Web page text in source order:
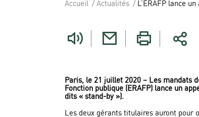
Vous
êtes
Accueil Actualités L’ERAFP lance
Paris, le 21 juillet 2020 – Les mandats
Fonction publique (ERAFP) lance un
dits « stand-by »).
Les deux gérants titulaires auront pour